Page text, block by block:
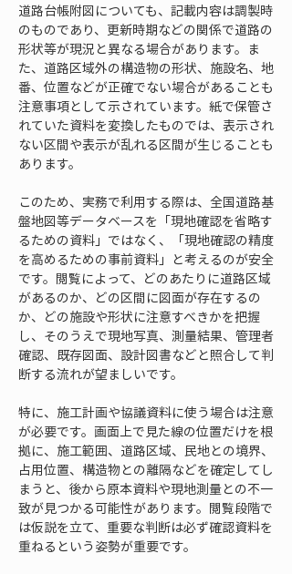
道路台帳附図についても、記載内容は調製時
のものであり、更新時期などの関係で道路の
形状等が現況と異なる場合があります。ま
た、道路区域外の構造物の形状、施設名、地
番、位置などが正確でない場合があることも
注意事項として示されています。紙で保管さ
れていた資料を変換したものでは、表示され
ない区間や表示が乱れる区間が生じることも
あります。
このため、実務で利用する際は、全国道路基
盤地図等データベースを「現地確認を省略す
るための資料」ではなく、「現地確認の精度
を高めるための事前資料」と考えるのが安全
です。閲覧によって、どのあたりに道路区域
があるのか、どの区間に図面が存在するの
か、どの施設や形状に注意すべきかを把握
し、そのうえで現地写真、測量結果、管理者
確認、既存図面、設計図書などと照合して判
断する流れが望ましいです。
特に、施工計画や協議資料に使う場合は注意
が必要です。画面上で見た線の位置だけを根
拠に、施工範囲、道路区域、民地との境界、
占用位置、構造物との離隔などを確定してし
まうと、後から原本資料や現地測量との不一
致が見つかる可能性があります。閲覧段階で
は仮説を立て、重要な判断は必ず確認資料を
重ねるという姿勢が重要です。